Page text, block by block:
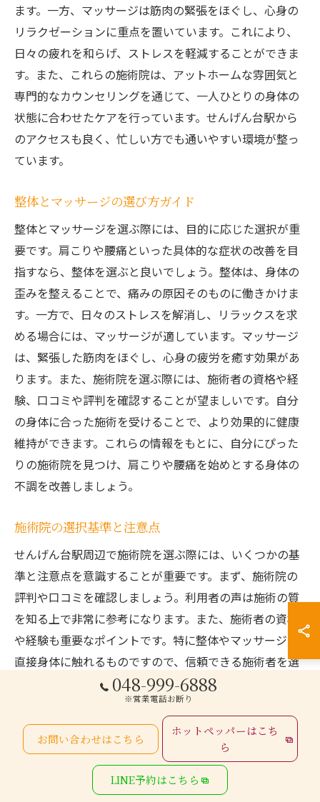
ます。一方、マッサージは筋肉の緊張をほぐし、心身の
リラクゼーションに重点を置いています。これにより、
日々の疲れを和らげ、ストレスを軽減することができま
す。また、これらの施術院は、アットホームな雰囲気と
専門的なカウンセリングを通じて、一人ひとりの身体の
状態に合わせたケアを行っています。せんげん台駅から
のアクセスも良く、忙しい方でも通いやすい環境が整っ
ています。
整体とマッサージの選び方ガイド
整体とマッサージを選ぶ際には、目的に応じた選択が重
要です。肩こりや腰痛といった具体的な症状の改善を目
指すなら、整体を選ぶと良いでしょう。整体は、身体の
歪みを整えることで、痛みの原因そのものに働きかけま
す。一方で、日々のストレスを解消し、リラックスを求
める場合には、マッサージが適しています。マッサージ
は、緊張した筋肉をほぐし、心身の疲労を癒す効果があ
ります。また、施術院を選ぶ際には、施術者の資格や経
験、口コミや評判を確認することが望ましいです。自分
の身体に合った施術を受けることで、より効果的に健康
維持ができます。これらの情報をもとに、自分にぴった
りの施術院を見つけ、肩こりや腰痛を始めとする身体の
不調を改善しましょう。
施術院の選択基準と注意点
せんげん台駅周辺で施術院を選ぶ際には、いくつかの基
準と注意点を意識することが重要です。まず、施術院の
評判や口コミを確認しましょう。利用者の声は施術の質
を知る上で非常に参考になります。また、施術者の資格
や経験も重要なポイントです。特に整体やマッサージは
直接身体に触れるものですので、信頼できる施術者を選
ぶことが健康への近道です。予約システムもチェックポ
イントです。混雑する時期や時間帯を避けるために、オ
ンライン予約が可能な施術院を選ぶと便利です。そし
て、料金体系も透明性があるかどうかを確認しましょ
う。最後に、実際に施術を受けてみて、自分の体に合っ
ているかを判断することが大切です。施術後の感覚や効
048-999-6888
※営業電話お断り
お問い合わせはこちら
ホットペッパーはこち
ら
LINE予約はこちら